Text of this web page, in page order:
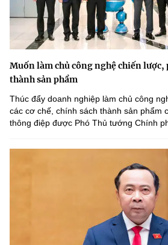
Muốn làm chủ công nghệ chiến lược,
thành sản phẩm
Thúc đẩy doanh nghiệp làm chủ công
các cơ chế, chính sách thành sản phẩm
thông điệp được Phó Thủ tướng Chính